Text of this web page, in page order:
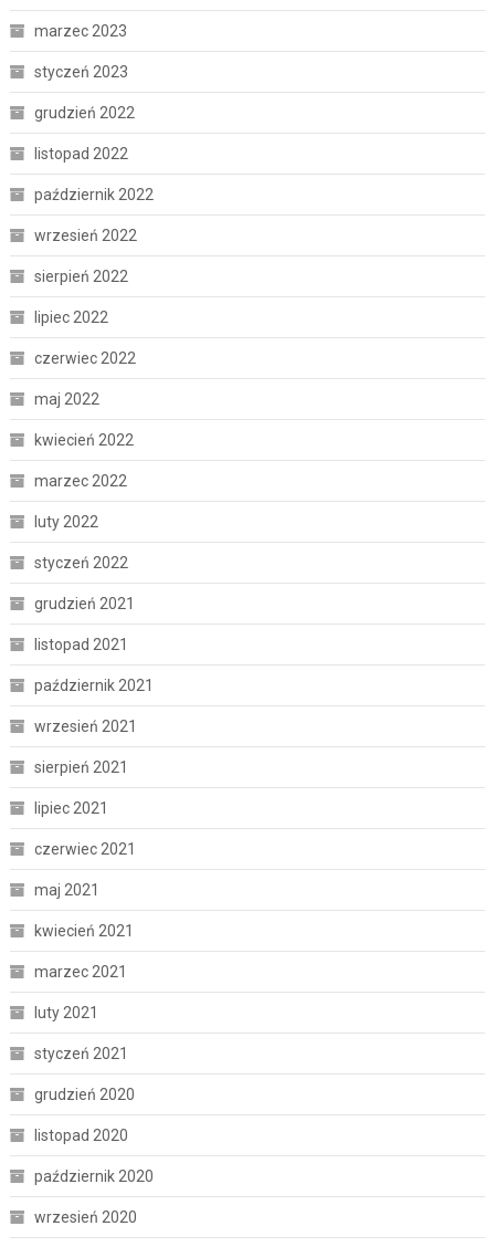
marzec 2023
styczeń 2023
grudzień 2022
listopad 2022
październik 2022
wrzesień 2022
sierpień 2022
lipiec 2022
czerwiec 2022
maj 2022
kwiecień 2022
marzec 2022
luty 2022
styczeń 2022
grudzień 2021
listopad 2021
październik 2021
wrzesień 2021
sierpień 2021
lipiec 2021
czerwiec 2021
maj 2021
kwiecień 2021
marzec 2021
luty 2021
styczeń 2021
grudzień 2020
listopad 2020
październik 2020
wrzesień 2020